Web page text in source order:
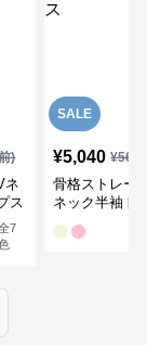
)
ネ
ス
7
SALE
¥5,040 ¥
骨格ストレー
ネック半袖ト